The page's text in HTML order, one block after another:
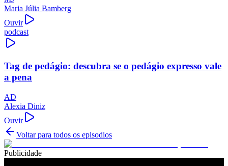
Maria Júlia Bamberg
Ouvir
podcast
Tag de pedágio: descubra se o pedágio expresso vale
a pena
AD
Alexia Diniz
Ouvir
Voltar para todos os episodios
Publicidade